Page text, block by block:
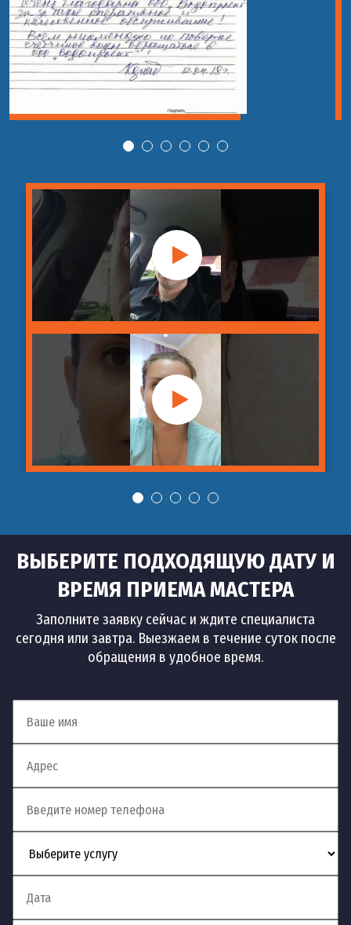
ВЫБЕРИТЕ ПОДХОДЯЩУЮ ДАТУ И
ВРЕМЯ ПРИЕМА МАСТЕРА
Заполните заявку сейчас и ждите специалиста
сегодня или завтра. Выезжаем в течение суток после
обращения в удобное время.